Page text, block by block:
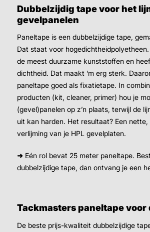
Dubbelzijdig tape voor het
gevelpanelen
Paneltape is een dubbelzijdige tape,
Dat staat voor hogedichtheidpolyetheen.
de meest duurzame kunststoffen en
dichtheid. Dat maakt ‘m erg sterk.
paneltape goed als fixatietape. In
producten (kit, cleaner, primer) hou je
(gevel)panelen op z’n plaats, terwijl de
uit kan harden. Het resultaat? Een
verlijming van je HPL gevelplaten.
➜ Eén rol bevat 25 meter paneltape.
dubbelzijdige tape, dan ontvang je een
Tackmasters paneltape voor
De beste prijs-kwaliteit dubbelzijdige